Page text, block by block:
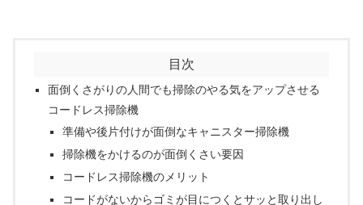
目次
面倒くさがりの人間でも掃除のやる気をアップさせる
コードレス掃除機
準備や後片付けが面倒なキャニスター掃除機
掃除機をかけるのが面倒くさい要因
コードレス掃除機のメリット
コードがないからゴミが目につくとサッと取り出し